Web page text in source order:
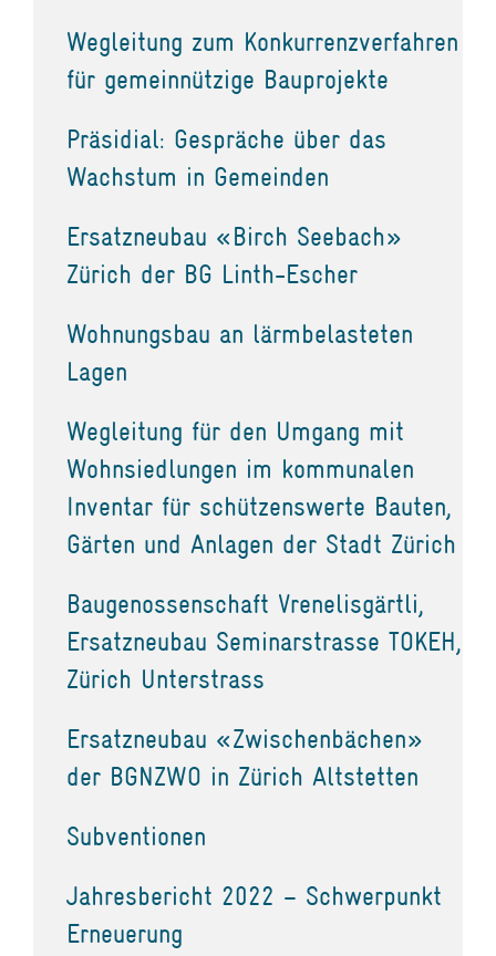
Wegleitung zum Konkurrenzverfahren
für gemeinnützige Bauprojekte
Präsidial: Gespräche über das
Wachstum in Gemeinden
Ersatzneubau «Birch Seebach»
Zürich der BG Linth-Escher
Wohnungsbau an lärmbelasteten
Lagen
Wegleitung für den Umgang mit
Wohnsiedlungen im kommunalen
Inventar für schützenswerte Bauten,
Gärten und Anlagen der Stadt Zürich
Baugenossenschaft Vrenelisgärtli,
Ersatzneubau Seminarstrasse TOKEH,
Zürich Unterstrass
Ersatzneubau «Zwischenbächen»
der BGNZWO in Zürich Altstetten
Subventionen
Jahresbericht 2022 – Schwerpunkt
Erneuerung